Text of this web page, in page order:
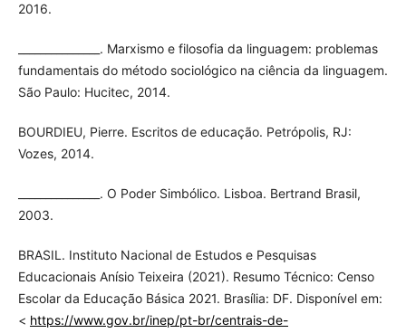
2016.
_______________. Marxismo e filosofia da linguagem: problemas
fundamentais do método sociológico na ciência da linguagem.
São Paulo: Hucitec, 2014.
BOURDIEU, Pierre. Escritos de educação. Petrópolis, RJ:
Vozes, 2014.
_______________. O Poder Simbólico. Lisboa. Bertrand Brasil,
2003.
BRASIL. Instituto Nacional de Estudos e Pesquisas
Educacionais Anísio Teixeira (2021). Resumo Técnico: Censo
Escolar da Educação Básica 2021. Brasília: DF. Disponível em:
< https://www.gov.br/inep/pt-br/centrais-de-